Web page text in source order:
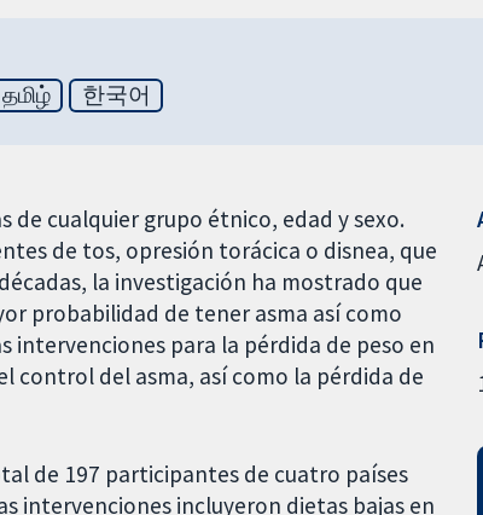
தமிழ் 한국어
de cualquier grupo étnico, edad y sexo.
de tos, opresión torácica o disnea, que
la investigación ha mostrado que
probabilidad de tener asma así como
intervenciones para la pérdida de peso en
control del asma, así como la pérdida de
de 197 participantes de cuatro países
intervenciones incluyeron dietas bajas en